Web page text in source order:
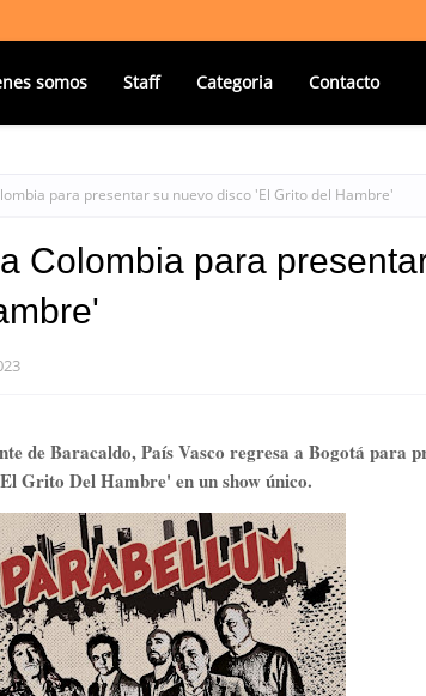
somos Staff Categoria Contacto
para presentar su nuevo disco 'El Grito del Hambre'
Colombia para
de Baracaldo, País Vasco regresa a Bogotá para
Grito Del Hambre' en un show único.